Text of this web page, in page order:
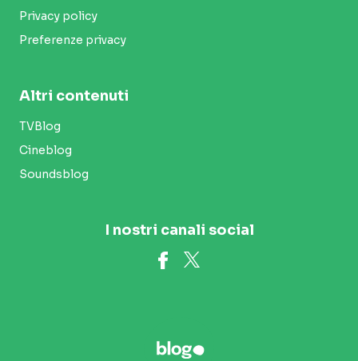
Privacy policy
Preferenze privacy
Altri contenuti
TVBlog
Cineblog
Soundsblog
I nostri canali social